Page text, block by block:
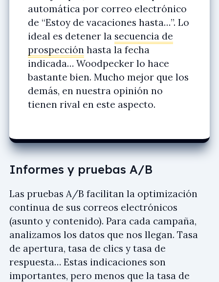
automática por correo electrónico
de “Estoy de vacaciones hasta…”. Lo
ideal es detener la secuencia de
prospección hasta la fecha
indicada… Woodpecker lo hace
bastante bien. Mucho mejor que los
demás, en nuestra opinión no
tienen rival en este aspecto.
Informes y pruebas A/B
Las pruebas A/B facilitan la optimización
continua de sus correos electrónicos
(asunto y contenido). Para cada campaña,
analizamos los datos que nos llegan. Tasa
de apertura, tasa de clics y tasa de
respuesta… Estas indicaciones son
importantes, pero menos que la tasa de